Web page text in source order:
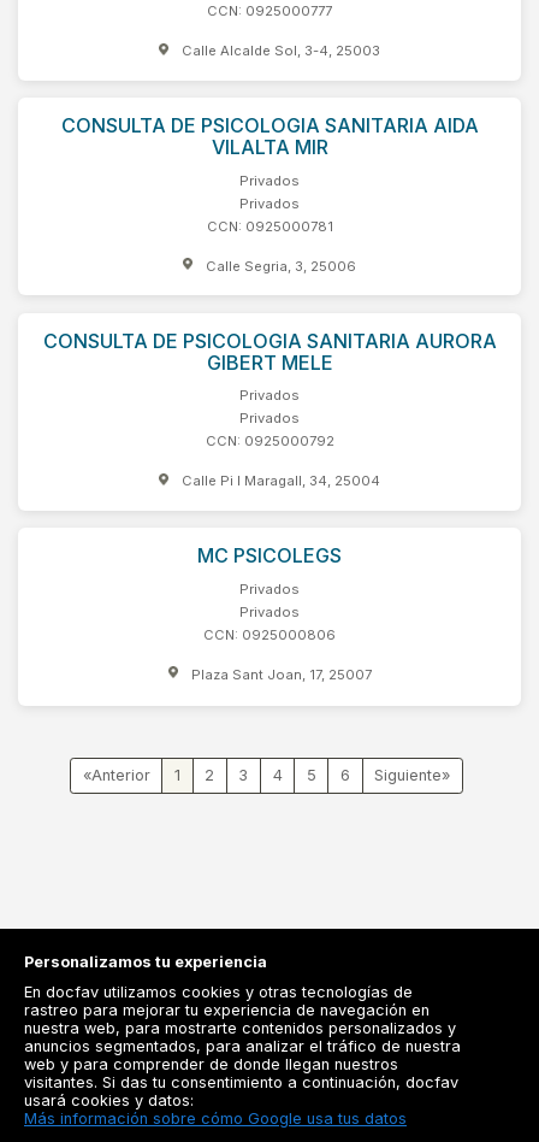
CCN: 0925000777
Calle Alcalde Sol, 3-4, 25003
CONSULTA DE PSICOLOGIA SANITARIA AIDA
VILALTA MIR
Privados
Privados
CCN: 0925000781
Calle Segria, 3, 25006
CONSULTA DE PSICOLOGIA SANITARIA AURORA
GIBERT MELE
Privados
Privados
CCN: 0925000792
Calle Pi I Maragall, 34, 25004
MC PSICOLEGS
Privados
Privados
CCN: 0925000806
Plaza Sant Joan, 17, 25007
« 1 2 3 4 5 6 »
Registrarse
Docfav
Personalizamos tu experiencia
En docfav utilizamos cookies y otras tecnologías de
rastreo para mejorar tu experiencia de navegación en
nuestra web, para mostrarte contenidos personalizados y
anuncios segmentados, para analizar el tráfico de nuestra
web y para comprender de donde llegan nuestros
visitantes. Si das tu consentimiento a continuación, docfav
usará cookies y datos:
Más información sobre cómo Google usa tus datos